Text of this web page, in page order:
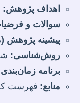
اهداف پژوهش:
سوالات و
پیشینه پژوهش
روش‌شناسی:
برنامه
منابع: فهرست